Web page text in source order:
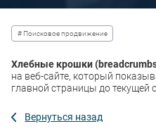
# Поисковое продвижение
Хлебные крошки
на веб-сайте, который
главной страницы до текущей
Вернуться назад